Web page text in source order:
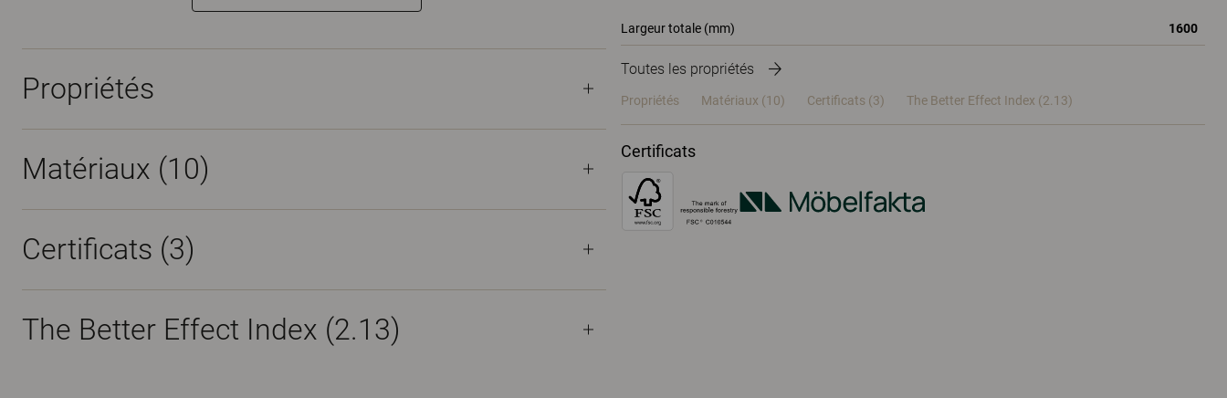
Largeur totale (mm) 1600
Toutes les propriétés
Propriétés Matériaux (10) Certificats (3) The Better Effect Index (2.13)
Certificats
Propriétés
Matériaux (10)
Certificats (3)
The Better Effect Index (2.13)